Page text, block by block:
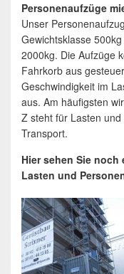
Personenaufzüge
Unser
Gewichtsklasse
2000kg. Die Aufzüge
Fahrkorb aus
Geschwindigkeit im
aus. Am häufigsten
Z steht für Lasten
Transport.
Hier sehen Sie
Lasten und